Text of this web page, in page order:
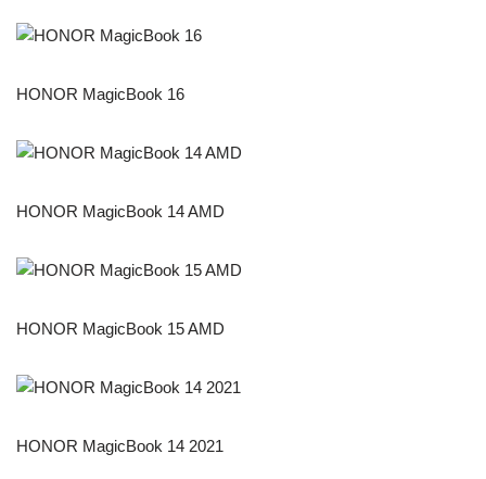
HONOR MagicBook 16
HONOR MagicBook 14 AMD
HONOR MagicBook 15 AMD
HONOR MagicBook 14 2021